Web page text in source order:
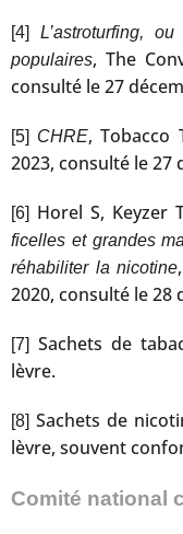
[4]
L’astroturfing,
populaires, The
consulté le 27
[5] CHRE, Tobacco
2023, consulté le 27
[6] Horel S, Keyzer
ficelles et grandes
réhabiliter la nicotine
2020, consulté le 28
[7] Sachets de
lèvre.
[8] Sachets de
lèvre, souvent
Comité national